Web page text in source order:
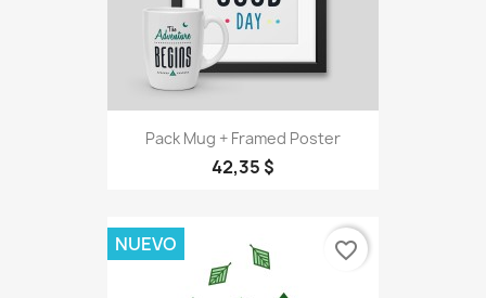
Pack Mug + Framed Poster
42,35 $
NUEVO favorite_border